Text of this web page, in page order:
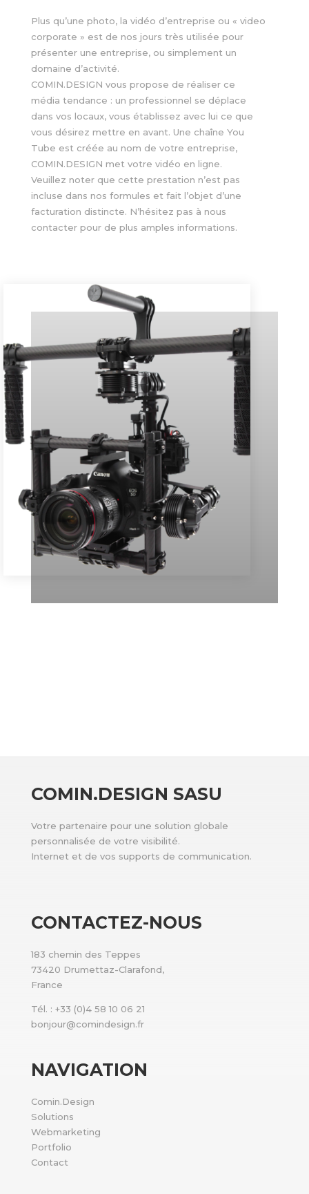
Plus qu’une photo, la vidéo d’entreprise ou « video
corporate » est de nos jours très utilisée pour
présenter une entreprise, ou simplement un
domaine d’activité.
COMIN.DESIGN vous propose de réaliser ce
média tendance : un professionnel se déplace
dans vos locaux, vous établissez avec lui ce que
vous désirez mettre en avant. Une chaîne You
Tube est créée au nom de votre entreprise,
COMIN.DESIGN met votre vidéo en ligne.
Veuillez noter que cette prestation n’est pas
incluse dans nos formules et fait l’objet d’une
facturation distincte. N’hésitez pas à nous
contacter pour de plus amples informations.
COMIN.DESIGN SASU
Votre partenaire pour une solution globale
personnalisée de votre visibilité.
Internet et de vos supports de communication.
CONTACTEZ-NOUS
183 chemin des Teppes
73420 Drumettaz-Clarafond,
France
Tél. : +33 (0)4 58 10 06 21
bonjour@comindesign.fr
NAVIGATION
Comin.Design
Solutions
Webmarketing
Portfolio
Contact